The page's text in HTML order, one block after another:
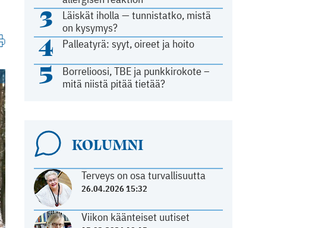
3
Läiskät iholla — tunnistatko, mistä
on kysymys?
4 Palleatyrä: syyt, oireet ja hoito
5
Borrelioosi, TBE ja punkkirokote –
mitä niistä pitää tietää?
KOLUMNI
Terveys on osa turvallisuutta
26.04.2026 15:32
Viikon käänteiset uutiset